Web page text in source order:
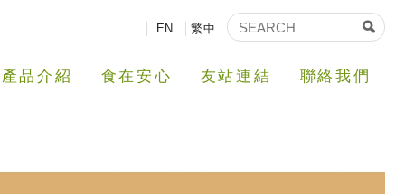
EN 繁中
產品介紹 食在安心 友站連結 聯絡我們